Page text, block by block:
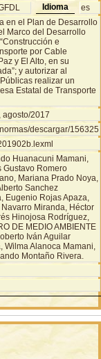
Idioma es
en el Plan de Desarrollo
Marco del Desarrollo
e
por Cable
y El Alto, en su
y autorizar al
realizar un
Estatal de Transporte
agosto/2017
descargar/156325
Huanacuni Mamani,
Gustavo Romero
Mariana Prado Noya,
Sanchez
Eugenio Rojas Apaza,
Miranda, Héctor
Hinojosa Rodríguez,
DE MEDIO AMBIENTE
Iván Aguilar
Wilma Alanoca Mamani,
Montaño Rivera.